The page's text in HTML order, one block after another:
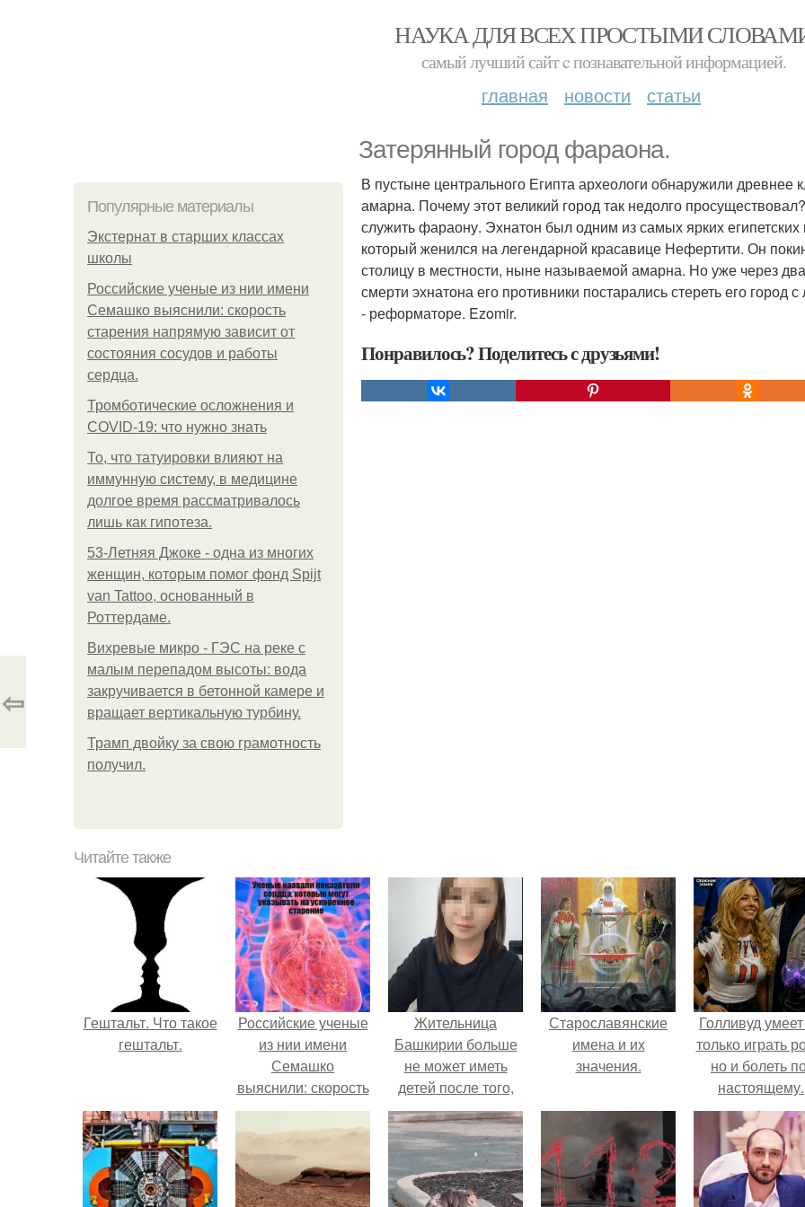
НАУКА ДЛЯ ВСЕХ ПРОСТЫМИ
самый лучший сайт c познавательной информацией.
главная новости статьи
Затерянный город фараона.
Популярные материалы
Экстернат в старших классах
школы
Российские ученые из нии имени
Семашко выяснили: скорость
старения напрямую зависит от
состояния сосудов и работы
сердца.
Тромботические осложнения и
COVID-19: что нужно знать
То, что татуировки влияют на
иммунную систему, в медицине
долгое время рассматривалось
лишь как гипотеза.
53-Летняя Джоке - одна из многих
женщин, которым помог фонд Spijt
van Tattoo, основанный в
Роттердаме.
Вихревые микро - ГЭС на реке с
малым перепадом высоты: вода
закручивается в бетонной камере и
вращает вертикальную турбину.
Трамп двойку за свою грамотность
получил.
В пустыне центрального Египта археологи обнаружили
амарна. Почему этот великий город так недолго
служить фараону. Эхнатон был одним из самых ярких
который женился на легендарной красавице Нефертити. Он
столицу в местности, ныне называемой амарна. Но уже через
смерти эхнатона его противники постарались стереть его
- реформаторе. Ezomir.
Понравилось? Поделитесь с друзьями!
⇦
Читайте также
Гештальт. Что такое
гештальт.
Российские ученые
из нии имени
Семашко
выяснили: скорость
старения напрямую
зависит от
состояния сосудов
и работы сердца.
Жительница
Башкирии больше
не может иметь
детей после того,
как медики сделали
ей аборт на шестом
месяце
беременности и
оставили в матке
Старославянские
имена и их
значения.
Голливуд
только играть
но и болеть
настоящему.